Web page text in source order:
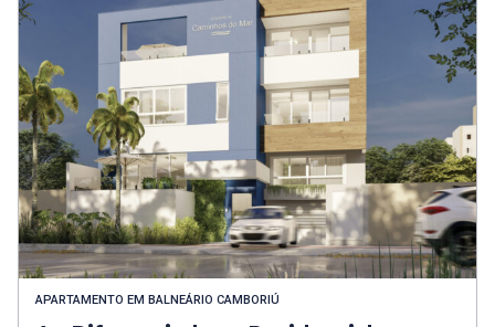
APARTAMENTO EM BALNEÁRIO CAMBORIÚ